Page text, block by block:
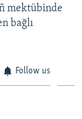
mektübinde
bağlı
Follow us